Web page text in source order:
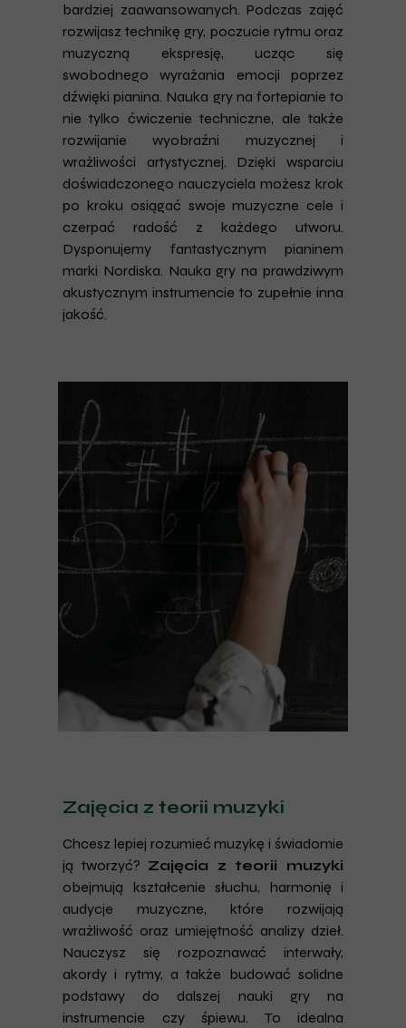
Zajęcia z teorii muzyki
Chcesz lepiej rozumieć muzykę i świadomie
ją tworzyć? Zajęcia z teorii muzyki
obejmują kształcenie słuchu, harmonię i
audycje muzyczne, które rozwijają
wrażliwość oraz umiejętność analizy dzieł.
Nauczysz się rozpoznawać interwały,
akordy i rytmy, a także budować solidne
podstawy do dalszej nauki gry na
instrumencie czy śpiewu. To idealna
bardziej zaawansowanych. Podczas zajęć
rozwijasz technikę gry, poczucie rytmu oraz
muzyczną ekspresję, ucząc się
swobodnego wyrażania emocji poprzez
dźwięki pianina. Nauka gry na fortepianie to
nie tylko ćwiczenie techniczne, ale także
rozwijanie wyobraźni muzycznej i
wrażliwości artystycznej. Dzięki wsparciu
doświadczonego nauczyciela możesz krok
po kroku osiągać swoje muzyczne cele i
czerpać radość z każdego utworu.
Dysponujemy fantastycznym pianinem
marki Nordiska. Nauka gry na prawdziwym
akustycznym instrumencie to zupełnie inna
jakość.